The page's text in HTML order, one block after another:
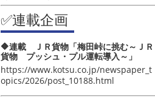
✅連載企画
🔶連載 ＪＲ貨物「梅田峠に挑む～ＪＲ
貨物 プッシュ・プル運転導入～」
https://www.kotsu.co.jp/newspaper_t
opics/2026/post_10188.html